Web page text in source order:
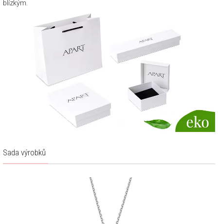
blízkým.
Sada výrobků